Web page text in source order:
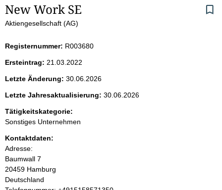
S
e
i
t
e
n
i
n
h
New Work SE
Aktiengesellschaft (AG)
Registernummer: R003680
Ersteintrag: 21.03.2022
Letzte Änderung: 30.06.2026
Letzte Jahresaktualisierung: 30.06.2026
Tätigkeitskategorie:
Sonstiges Unternehmen
Kontaktdaten:
Adresse:
Baumwall 7
20459 Hamburg
Deutschland